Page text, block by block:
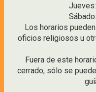
Los horarios
oficios religiosos u
Fuera de este
cerrado, sólo se